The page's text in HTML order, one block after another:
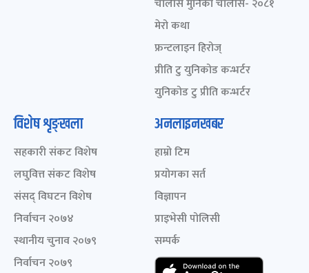
चालीस मुनिका चालीस- २०८१
मेरो कथा
फ्रन्टलाइन हिरोज्
प्रीति टु युनिकोड कन्भर्टर
युनिकोड टु प्रीति कन्भर्टर
विशेष शृङ्खला
सहकारी संकट विशेष
लघुवित्त संकट विशेष
संसद् विघटन विशेष
निर्वाचन २०७४
स्थानीय चुनाव २०७९
निर्वाचन २०७९
अनलाइनखबर
हाम्रो टिम
प्रयोगका सर्त
विज्ञापन
प्राइभेसी पोलिसी
सम्पर्क